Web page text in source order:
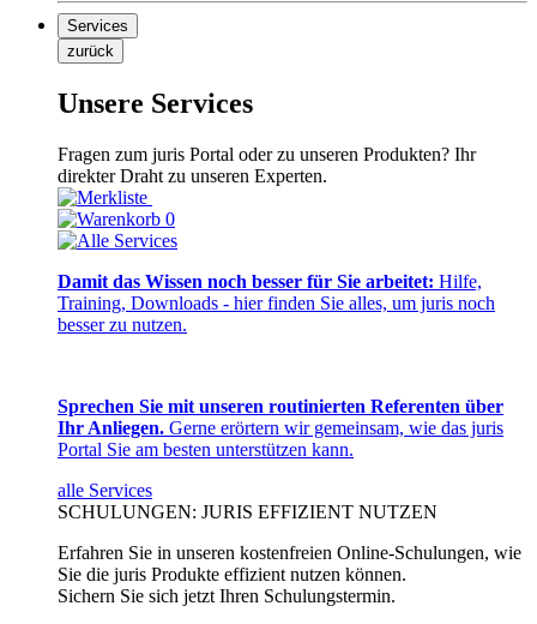
Services
zurück
Unsere Services
Fragen zum juris Portal oder zu unseren Produkten? Ihr
direkter Draht zu unseren Experten.
0
Damit das Wissen noch besser für Sie arbeitet: Hilfe,
Training, Downloads - hier finden Sie alles, um juris noch
besser zu nutzen.
Sprechen Sie mit unseren routinierten Referenten über
Ihr Anliegen. Gerne erörtern wir gemeinsam, wie das juris
Portal Sie am besten unterstützen kann.
alle Services
SCHULUNGEN: JURIS EFFIZIENT NUTZEN
Erfahren Sie in unseren kostenfreien Online-Schulungen, wie
Sie die juris Produkte effizient nutzen können.
Sichern Sie sich jetzt Ihren Schulungstermin.